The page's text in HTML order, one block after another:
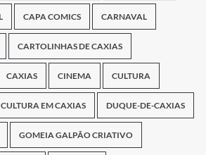
CAPA COMICS CARNAVAL
CARTOLINHAS DE CAXIAS
CAXIAS CINEMA CULTURA
CULTURA EM CAXIAS DUQUE-DE-CAXIAS
GOMEIA GALPÃO CRIATIVO